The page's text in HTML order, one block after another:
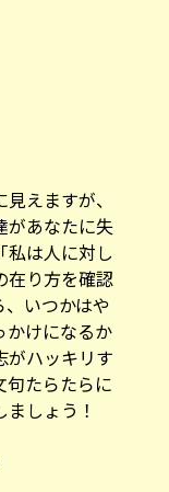
えますが、
があなたに失
私は人に対し
在り方を確認
いつかはや
かけになるか
がハッキリす
句たらたらに
しょう！